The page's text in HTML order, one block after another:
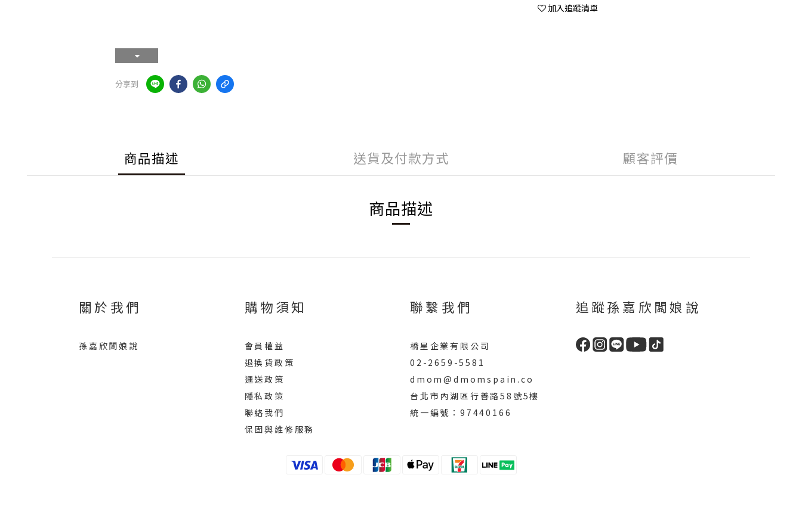
分享到
加入追蹤清單
商品描述 送貨及付款方式 顧客評價
商品描述
關於我們
孫嘉欣闆娘說
購物須知
會員權益
退換貨政策
運送政策
隱私政策
聯絡我們
保固與維修服務
聯繫我們
橋星企業有限公司
02-2659-5581
dmom@dmomspain.co
台北市內湖區行善路58號5樓
統一編號：97440166
追蹤孫嘉欣闆娘說